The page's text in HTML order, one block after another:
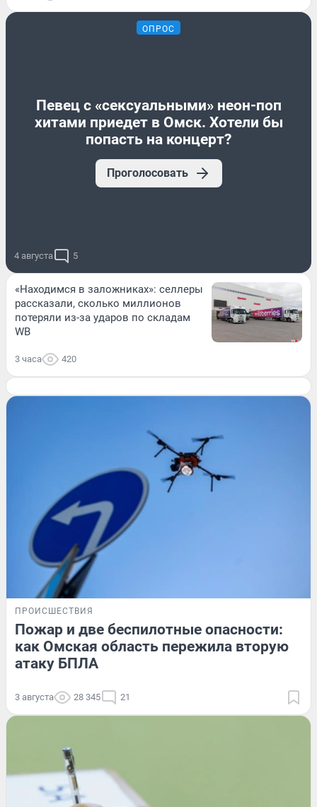
ОПРОС
Певец с «сексуальными» неон-поп
хитами приедет в Омск. Хотели бы
попасть на концерт?
Проголосовать
4 августа 5
«Находимся в заложниках»: селлеры
рассказали, сколько миллионов
потеряли из-за ударов по складам
WB
3 часа 420
ПРОИСШЕСТВИЯ
Пожар и две беспилотные опасности:
как Омская область пережила вторую
атаку БПЛА
3 августа 28 345 21